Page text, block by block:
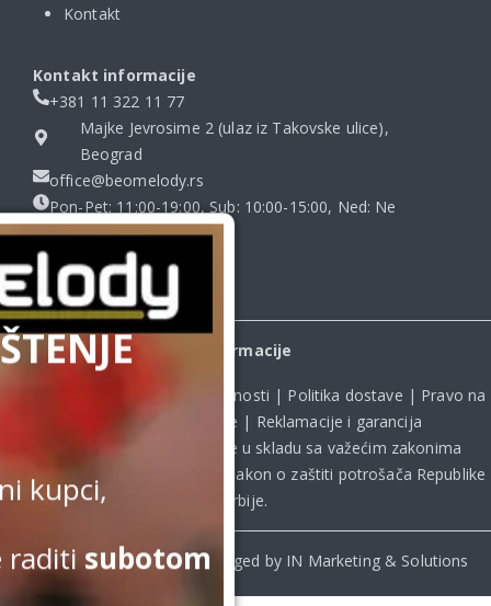
Kontakt
Kontakt informacije
+381 11 322 11 77
Majke Jevrosime 2 (ulaz iz Takovske ulice),
Beograd
office@beomelody.rs
Pon-Pet: 11:00-19:00, Sub: 10:00-15:00, Ned: Ne
radimo
Kupovina na sajtu obavlja se u skladu sa važećim zakonima
Republike Srbije, uključujući **
Zakon o zaštiti potrošača Republike
Srbije.
Informacije
Politika privatnosti | Politika dostave | Pravo na
odustanak od kupovine | Reklamacije i garancija
© Beomelody.rs. 2025. Desinged by IN Marketing & Solutions
kupci,
raditisubotom